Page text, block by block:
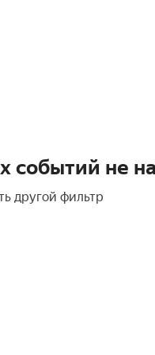
событий не
другой фильтр